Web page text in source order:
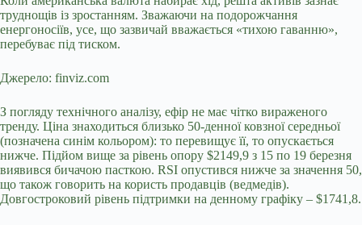
труднощів із зростанням. Зважаючи на подорожчання
енергоносіїв, усе, що зазвичай вважається «тихою гаванню»,
перебуває під тиском.
Джерело: finviz.com
З погляду технічного аналізу, ефір не має чітко вираженого
тренду. Ціна знаходиться близько 50-денної ковзної середньої
(позначена синім кольором): то перевищує її, то опускається
нижче. Підйом вище за рівень опору $2149,9 з 15 по 19 березня
виявився бичачою пасткою. RSI опустився нижче за значення 50,
що також говорить на користь продавців (ведмедів).
Довгостроковий рівень підтримки на денному графіку – $1741,8.